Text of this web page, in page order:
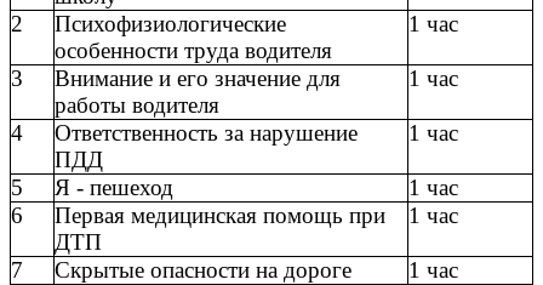
2
Психофизиологические
особенности труда водителя
1 час
3
Внимание и его значение для
работы водителя
1 час
4
Ответственность за нарушение
ПДД
1 час
5 Я - пешеход
1 час
6
Первая медицинская помощь при
ДТП
1 час
7 Скрытые опасности на дороге
1 час